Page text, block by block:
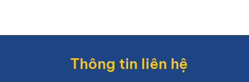
Thông tin liên hệ